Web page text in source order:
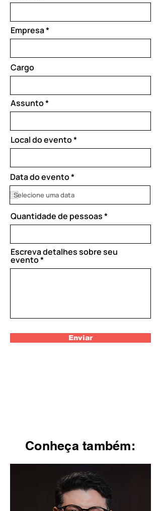
Empresa
Cargo
Assunto
Local do evento
Data do evento*r
e
q
u
r
e
Quantidade de pessoas
Escreva detalhes sobre seu
evento
Enviar
Conheça também: